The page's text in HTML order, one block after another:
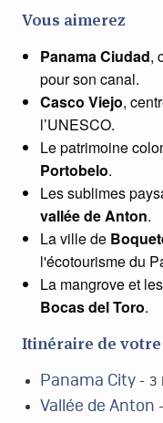
Vous aimerez
Panama Ciudad,
pour son canal.
Casco Viejo,
l’UNESCO.
Le patrimoine
Portobelo.
Les sublimes
vallée de Anton.
La ville de
l'écotourisme du
La mangrove et
Bocas del Toro.
Itinéraire de
Panama City - 3
Vallée de Anton